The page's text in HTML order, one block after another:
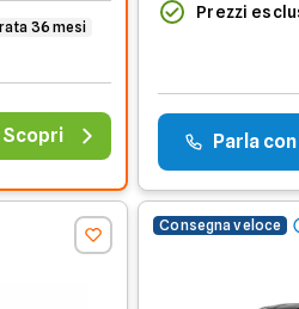
36 mesi
Scopri
Prezzi
Parla
Consegna veloce